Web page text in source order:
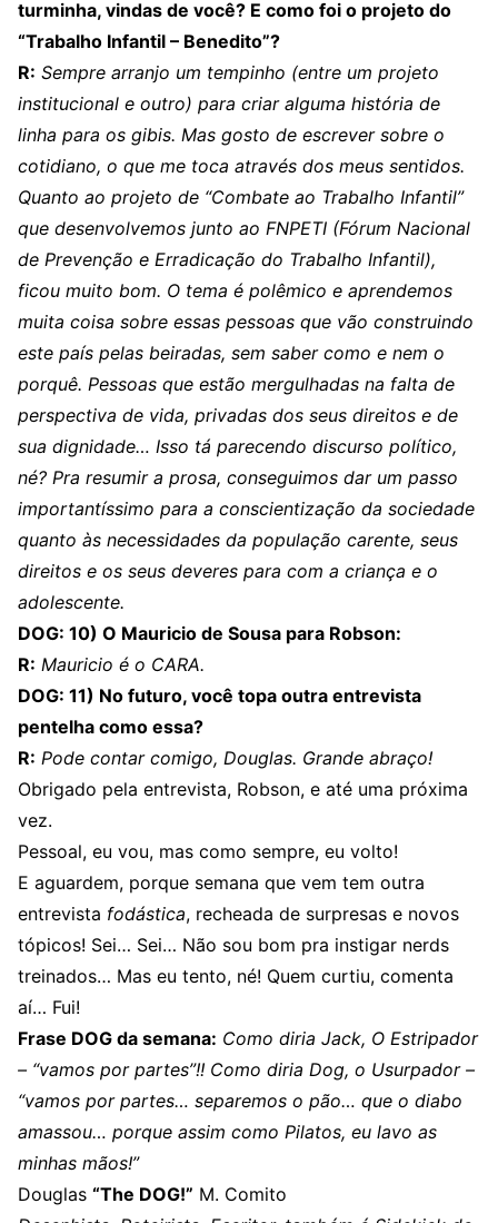
turminha, vindas de você? E como foi o projeto do
“Trabalho Infantil – Benedito”?
R: Sempre arranjo um tempinho (entre um projeto
institucional e outro) para criar alguma história de
linha para os gibis. Mas gosto de escrever sobre o
cotidiano, o que me toca através dos meus sentidos.
Quanto ao projeto de “Combate ao Trabalho Infantil”
que desenvolvemos junto ao FNPETI (Fórum Nacional
de Prevenção e Erradicação do Trabalho Infantil),
ficou muito bom. O tema é polêmico e aprendemos
muita coisa sobre essas pessoas que vão construindo
este país pelas beiradas, sem saber como e nem o
porquê. Pessoas que estão mergulhadas na falta de
perspectiva de vida, privadas dos seus direitos e de
sua dignidade… Isso tá parecendo discurso político,
né? Pra resumir a prosa, conseguimos dar um passo
importantíssimo para a conscientização da sociedade
quanto às necessidades da população carente, seus
direitos e os seus deveres para com a criança e o
adolescente.
DOG: 10) O Mauricio de Sousa para Robson:
R: Mauricio é o CARA.
DOG: 11) No futuro, você topa outra entrevista
pentelha como essa?
R: Pode contar comigo, Douglas. Grande abraço!
Obrigado pela entrevista, Robson, e até uma próxima
vez.
Pessoal, eu vou, mas como sempre, eu volto!
E aguardem, porque semana que vem tem outra
entrevista fodástica, recheada de surpresas e novos
tópicos! Sei… Sei… Não sou bom pra instigar nerds
treinados… Mas eu tento, né! Quem curtiu, comenta
aí… Fui!
Frase DOG da semana: Como diria Jack, O Estripador
– “vamos por partes”!! Como diria Dog, o Usurpador –
“vamos por partes… separemos o pão… que o diabo
amassou… porque assim como Pilatos, eu lavo as
minhas mãos!”
Douglas “The DOG!” M. Comito